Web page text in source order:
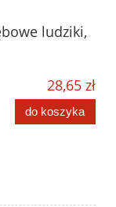
ludziki,
28,65 zł
do koszyka